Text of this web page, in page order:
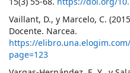
Vaillant, D., y Marcelo, C.
Docente. Narcea.
https://
page=123